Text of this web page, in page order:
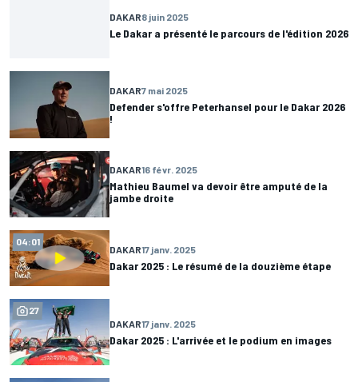
DAKAR8 juin 2025
Le Dakar a présenté le parcours de l'édition 2026
DAKAR7 mai 2025
Defender s'offre Peterhansel pour le Dakar 2026
!
DAKAR16 févr. 2025
Mathieu Baumel va devoir être amputé de la
jambe droite
04:01
DAKAR17 janv. 2025
Dakar 2025 : Le résumé de la douzième étape
27
DAKAR17 janv. 2025
Dakar 2025 : L'arrivée et le podium en images